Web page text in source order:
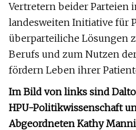
Vertretern beider Parteien
landesweiten Initiative für
überparteiliche Lösungen
Berufs und zum Nutzen
fördern Leben ihrer
Im Bild von links sind
HPU-Politikwissenschaft
Abgeordneten Kathy